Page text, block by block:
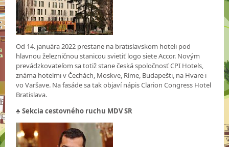
Od 14. januára 2022 prestane na bratislavskom hoteli pod
hlavnou železničnou stanicou svietiť logo siete Accor. Novým
prevádzkovateľom sa totiž stane česká spoločnosť CPI Hotels,
známa hotelmi v Čechách, Moskve, Ríme, Budapešti, na Hvare i
vo Varšave. Na fasáde sa tak objaví nápis Clarion Congress Hotel
Bratislava.
♣Sekcia cestovného ruchu MDV SR